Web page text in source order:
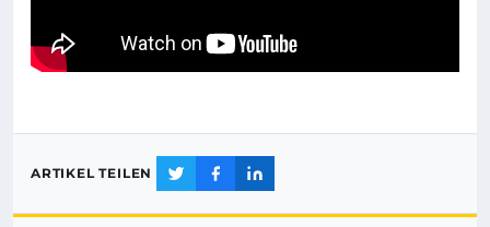
ARTIKEL TEILEN